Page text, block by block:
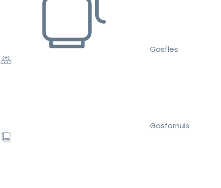
Gasfles
Gasfornuis